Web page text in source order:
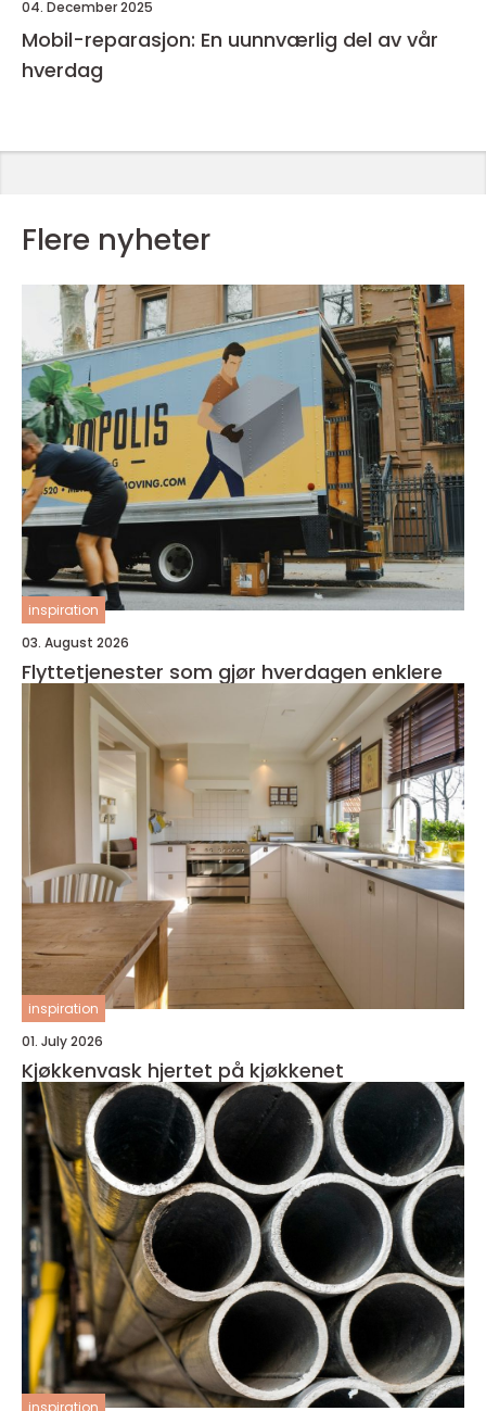
04. December 2025
Mobil-reparasjon: En uunnværlig del av vår
hverdag
Flere nyheter
inspiration
03. August 2026
Flyttetjenester som gjør hverdagen enklere
inspiration
01. July 2026
Kjøkkenvask hjertet på kjøkkenet
inspiration